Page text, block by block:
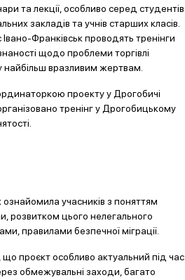
та лекції, особливо серед студентів
закладів та учнів старших класів.
Франківськ проводять тренінги
щодо проблеми торгівлі
вразливим жертвам.
проекту у Дрогобичі
тренінг у Дрогобицькому
учасників з поняттям
розвитком цього нелегального
правилами безпечної міграції.
проєкт особливо актуальний під час
обмежувальні заходи, багато